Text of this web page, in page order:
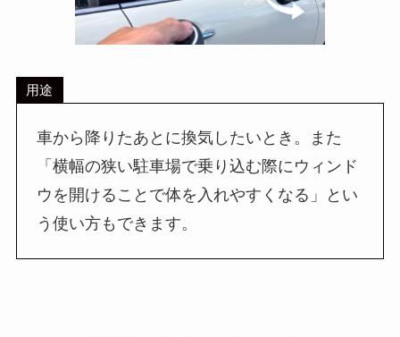
用途
車から降りたあとに換気したいとき。また
「横幅の狭い駐車場で乗り込む際にウィンド
ウを開けることで体を入れやすくなる」とい
う使い方もできます。